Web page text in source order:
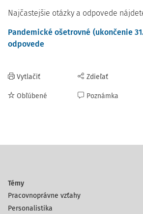
Najčastejšie otázky a odpovede
Pandemické ošetrovné (ukončenie
odpovede
Vytlačiť
Obľúbené
Zdieľať
Poznámka
Témy
Pracovnoprávne vzťahy
Personalistika